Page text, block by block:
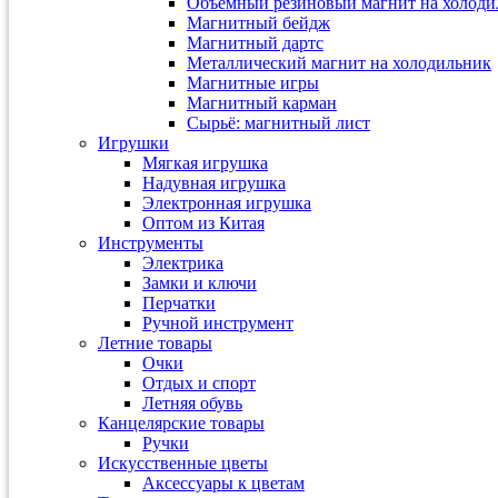
Магнитный бейдж
Магнитный дартс
Металлический магнит на холодильник
Магнитные игры
Магнитный карман
Сырьё: магнитный лист
Игрушки
Мягкая игрушка
Надувная игрушка
Электронная игрушка
Оптом из Китая
Инструменты
Электрика
Замки и ключи
Перчатки
Ручной инструмент
Летние товары
Очки
Отдых и спорт
Летняя обувь
Канцелярские товары
Ручки
Искусственные цветы
Аксессуары к цветам